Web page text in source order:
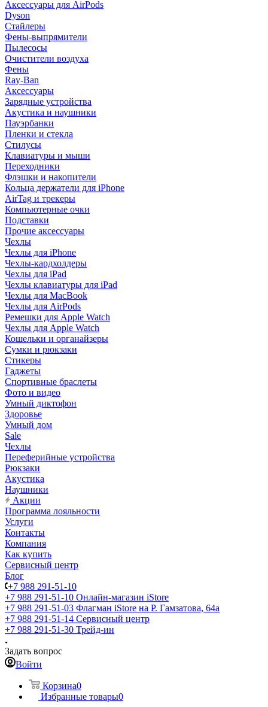
Аксессуары для AirPods
Dyson
Стайлеры
Фены-выпрямители
Пылесосы
Очистители воздуха
Фены
Ray-Ban
Аксессуары
Зарядные устройства
Акустика и наушники
Пауэрбанки
Пленки и стекла
Стилусы
Клавиатуры и мыши
Переходники
Флэшки и накопители
Кольца держатели для iPhone
AirTag и трекеры
Компьютерные очки
Подставки
Прочие аксессуары
Чехлы
Чехлы для iPhone
Чехлы-кардхолдеры
Чехлы для iPad
Чехлы клавиатуры для iPad
Чехлы для MacBook
Чехлы для AirPods
Ремешки для Apple Watch
Чехлы для Apple Watch
Кошельки и органайзеры
Сумки и рюкзаки
Стикеры
Гаджеты
Спортивные браслеты
Фото и видео
Умный диктофон
Здоровье
Умный дом
Sale
Чехлы
Переферийные устройства
Рюкзаки
Акустика
Наушники
Акции
Программа лояльности
Услуги
Контакты
Компания
Как купить
Сервисный центр
Блог
+7 988 291-51-10
+7 988 291-51-10 Онлайн-магазин iStore
+7 988 291-51-03 Флагман iStore на Р. Гамзатова, 64а
+7 988 291-51-14 Сервисный центр
+7 988 291-51-30 Трейд-ин
Задать вопрос
Войти
Корзина0
Избранные товары0